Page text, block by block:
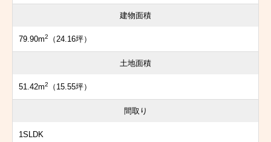
建物面積
79.90m2 （24.16坪）
土地面積
51.42m2 （15.55坪）
間取り
1SLDK